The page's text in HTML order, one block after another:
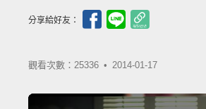
分享給好友：
觀看次數：25336 • 2014-01-17